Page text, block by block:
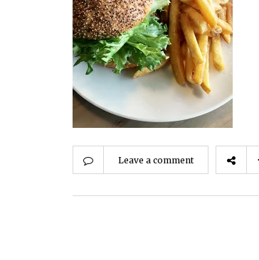
Leave a comment